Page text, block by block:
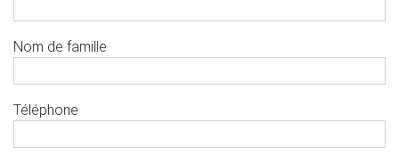
Nom de famille
Téléphone